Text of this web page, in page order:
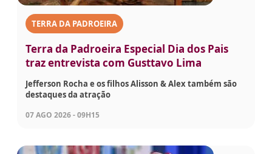
TERRA DA PADROEIRA
Terra da Padroeira Especial Dia dos Pais
traz entrevista com Gusttavo Lima
Jefferson Rocha e os filhos Alisson & Alex também são
destaques da atração
07 AGO 2026 - 09H15